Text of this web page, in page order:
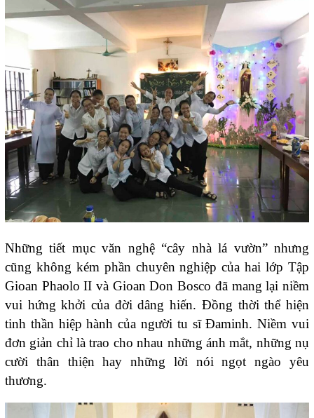
Những tiết mục văn nghệ “cây nhà lá vườn” nhưng
cũng không kém phần chuyên nghiệp của hai lớp Tập
Gioan Phaolo II và Gioan Don Bosco đã mang lại niềm
vui hứng khởi của đời dâng hiến. Đồng thời thể hiện
tinh thần hiệp hành của người tu sĩ Đaminh. Niềm vui
đơn giản chỉ là trao cho nhau những ánh mắt, những nụ
cười thân thiện hay những lời nói ngọt ngào yêu
thương.